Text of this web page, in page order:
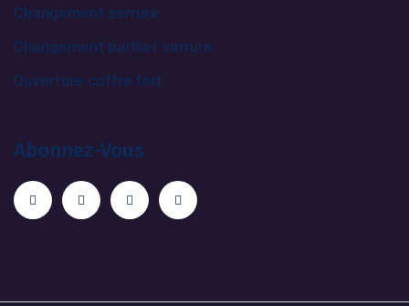
Changement serrure
Changement barillet serrure
Ouverture coffre fort
Abonnez-Vous